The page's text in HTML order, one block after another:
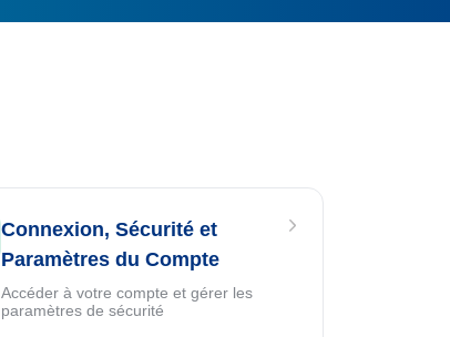
Connexion, Sécurité et
Paramètres du Compte
Accéder à votre compte et gérer les
paramètres de sécurité